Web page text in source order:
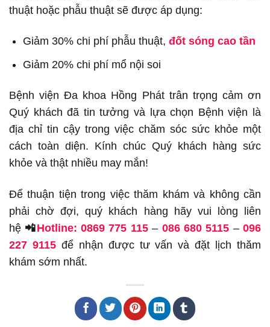
thuật hoặc phẫu thuật sẽ được áp dụng:
Giảm 30% chi phí phẫu thuật,đốt sóng cao tần
Giảm 20% chi phí mổ nội soi
Bệnh viện Đa khoa Hồng Phát trân trọng cảm ơn
Quý khách đã tin tưởng và lựa chọn Bệnh viện là
địa chỉ tin cậy trong việc chăm sóc sức khỏe một
cách toàn diện. Kính chúc Quý khách hàng sức
khỏe và thật nhiều may mắn!
Để thuận tiện trong việc thăm khám và không cần
phải chờ đợi, quý khách hàng hãy vui lòng liên
hệ 📲Hotline: 0869 775 115– 086 680 5115 –096
227 9115để nhận được tư vấn và đặt lịch thăm
khám sớm nhất.